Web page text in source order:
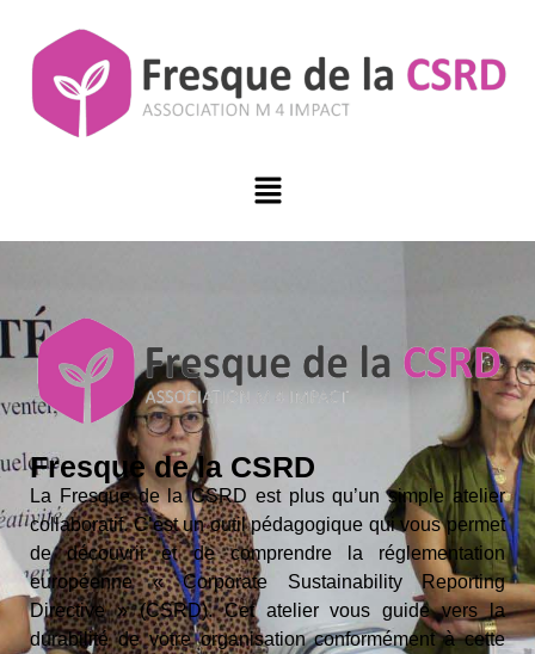
Fresque de la CSRD
La Fresque de la CSRD est plus qu’un simple atelier
collaboratif. C’est un outil pédagogique qui vous permet
de découvrir et de comprendre la réglementation
européenne « Corporate Sustainability Reporting
Directive » (CSRD). Cet atelier vous guide vers la
durabilité de votre organisation conformément à cette